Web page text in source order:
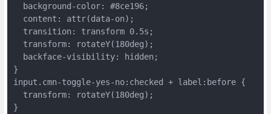
  background-color: #8ce196;
  content: attr(data-on);
  transition: transform 0.5s;
  transform: rotateY(180deg);
  backface-visibility: hidden;
}
input.cmn-toggle-yes-no:checked + label:before {
  transform: rotateY(180deg);
}